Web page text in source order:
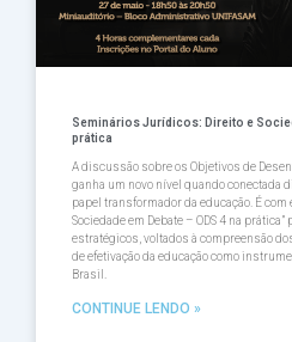
Seminários Jurídicos: Direito e
prática
A discussão sobre os Objetivos de
ganha um novo nível quando conectada
papel transformador da educação. É com
Sociedade em Debate – ODS 4 na
estratégicos, voltados à compreensão
de efetivação da educação como
Brasil.
CONTINUE LENDO »